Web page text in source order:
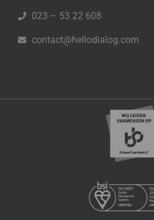
023 – 53 22 608
contact@hellodialog.com